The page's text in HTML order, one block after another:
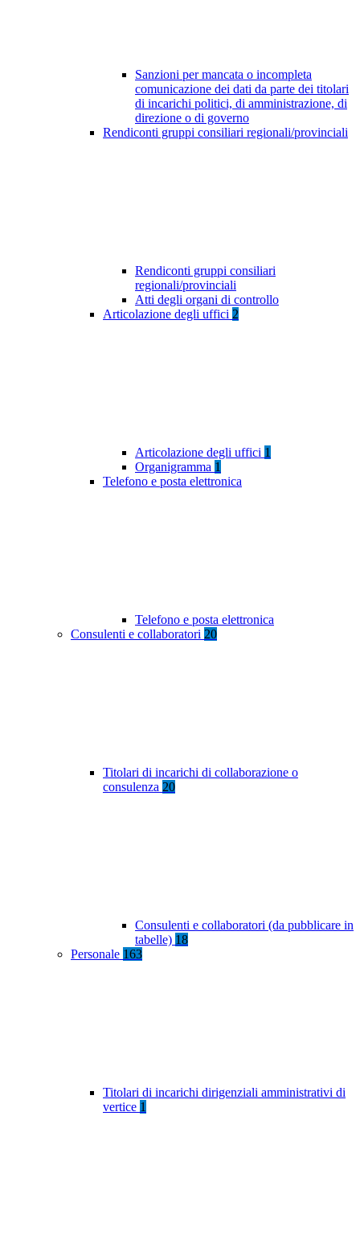
Sanzioni per mancata o incompleta
comunicazione dei dati da parte dei titolari
di incarichi politici, di amministrazione, di
direzione o di governo
Rendiconti gruppi consiliari regionali/provinciali
Rendiconti gruppi consiliari
regionali/provinciali
Atti degli organi di controllo
Articolazione degli uffici 2
Articolazione degli uffici 1
Organigramma 1
Telefono e posta elettronica
Telefono e posta elettronica
Consulenti e collaboratori 20
Titolari di incarichi di collaborazione o
consulenza 20
Consulenti e collaboratori (da pubblicare in
tabelle) 18
Personale 163
Titolari di incarichi dirigenziali amministrativi di
vertice 1